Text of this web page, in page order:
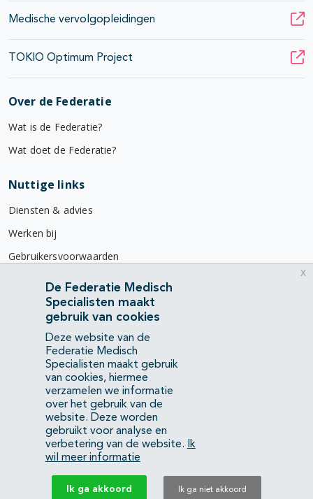
Medische vervolgopleidingen
TOKIO Optimum Project
Over de Federatie
Wat is de Federatie?
Wat doet de Federatie?
Nuttige links
Diensten & advies
Werken bij
Gebruikersvoorwaarden
Privacyverklaring
Contact
Mercatorlaan 1200
3528 BL Utrecht
(088) 505 34 34
info@richtlijnendatabase.nl
YouTubeLinkedIn
KvK Federatie Medisch Specialisten:40483480
De Federatie Medisch
Specialisten maakt
gebruik van cookies
Deze website van de
Federatie Medisch
Specialisten maakt gebruik
van cookies, hiermee
verzamelen we informatie
over het gebruik van de
website. Deze worden
gebruikt voor analyse en
verbetering van de website.
Ik
wil meer informatie
Ik ga akkoord Ik ga niet akkoord
x